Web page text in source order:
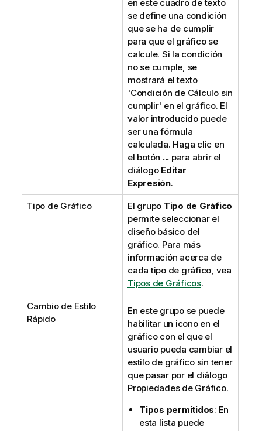
en este cuadro de texto
se define una condición
que se ha de cumplir
para que el gráfico se
calcule. Si la condición
no se cumple, se
mostrará el texto
'Condición de Cálculo sin
cumplir' en el gráfico. El
valor introducido puede
ser una fórmula
calculada. Haga clic en
el botón ... para abrir el
diálogo Editar
Expresión.
Tipo de Gráfico El grupo Tipo de Gráfico
permite seleccionar el
diseño básico del
gráfico. Para más
información acerca de
cada tipo de gráfico, vea
Tipos de Gráficos.
Cambio de Estilo
Rápido
En este grupo se puede
habilitar un icono en el
gráfico con el que el
usuario pueda cambiar el
estilo de gráfico sin tener
que pasar por el diálogo
Propiedades de Gráfico.
Tipos permitidos: En
esta lista puede